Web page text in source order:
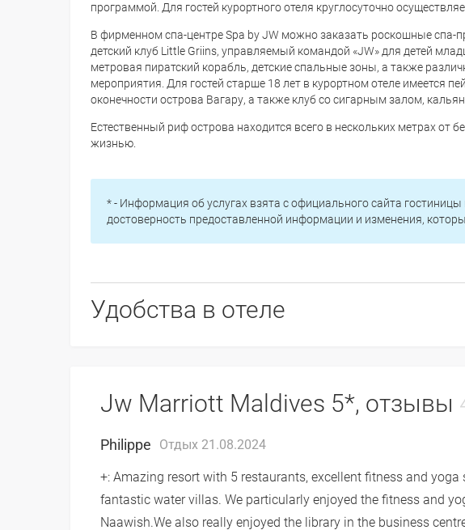
программой. Для гостей курортного отеля круглосуточно
В фирменном спа-центре Spa by JW можно заказать роскошные спа-
детский клуб Little Griins, управляемый командой «JW» для детей
метровая пиратский корабль, детские спальные зоны, а также
мероприятия. Для гостей старше 18 лет в курортном отеле имеется
оконечности острова Вагару, а также клуб со сигарным залом,
Естественный риф острова находится всего в нескольких метрах от
жизнью.
* - Информация об услугах взята с официального сайта
достоверность предоставленной информации и изменения,
Удобства в отеле
Jw Marriott Maldives 5*, отзывы
Philippe Отдых 21.08.2024
+: Amazing resort with 5 restaurants, excellent fitness and
fantastic water villas. We particularly enjoyed the fitness and
Naawish.We also really enjoyed the library in the business